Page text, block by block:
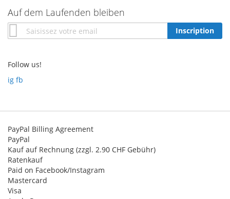
Auf dem Laufenden bleiben
Inscription
à
:
Inscription
Follow us!
ig fb
PayPal Billing Agreement
PayPal
Kauf auf Rechnung (zzgl. 2.90 CHF Gebühr)
Ratenkauf
Paid on Facebook/Instagram
Mastercard
Visa